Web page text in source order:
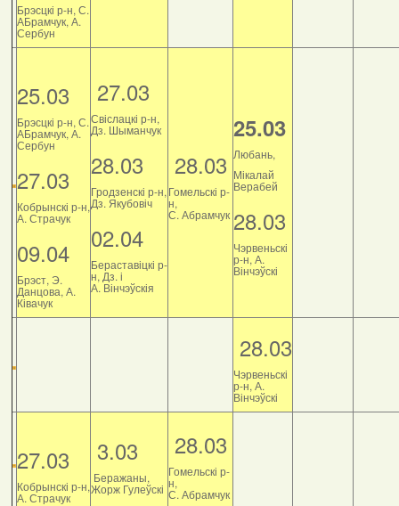
Брэсцкі р-н, С.
АБрамчук, А.
Сербун
25.03
Брэсцкі р-н, С.
АБрамчук, А.
Сербун
27.03
Кобрынскі р-н,
А. Страчук
09.04
Брэст, Э.
Данцова, А.
Ківачук
27.03
Свіслацкі р-н,
Дз. Шыманчук
28.03
Гродзенскі р-н,
Дз. Якубовіч
02.04
Бераставіцкі р-
н, Дз. і
А. Вінчэўскія
28.03
Гомельскі р-
н,
С. Абрамчук
25.03
Любань,
Мікалай
Верабей
28.03
Чэрвеньскі
р-н, А.
Вінчэўскі
28.03
Чэрвеньскі
р-н, А.
Вінчэўскі
27.03
Кобрынскі р-н,
А. Страчук
3.03
Беражаны,
Жорж Гулеўскі
28.03
Гомельскі р-
н,
С. Абрамчук